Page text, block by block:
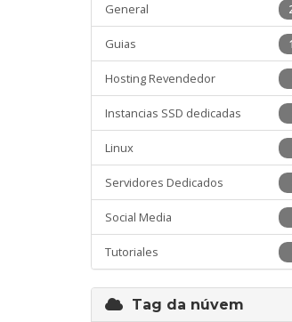
General
Guias
Hosting Revendedor
Instancias SSD dedicadas
Linux
Servidores Dedicados
Social Media
Tutoriales
Tag da núvem